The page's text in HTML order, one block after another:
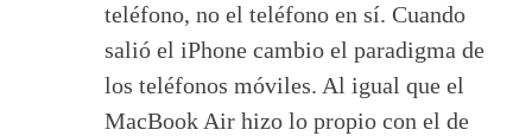
teléfono, no el teléfono en sí. Cuando
salió el iPhone cambio el paradigma de
los teléfonos móviles. Al igual que el
MacBook Air hizo lo propio con el de